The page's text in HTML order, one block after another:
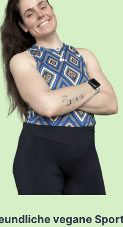
vegane